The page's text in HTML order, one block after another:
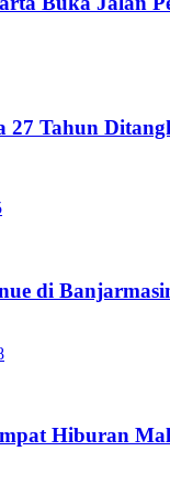
27 Tahun
di
Hiburan